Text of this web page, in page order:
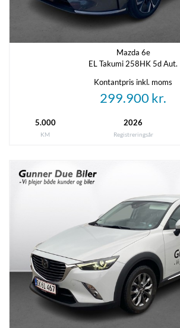
Mazda 6e
EL Takumi 258HK 5d Aut.
Kontantpris inkl. moms
299.900 kr.
5.000
KM
2026
Registreringsår